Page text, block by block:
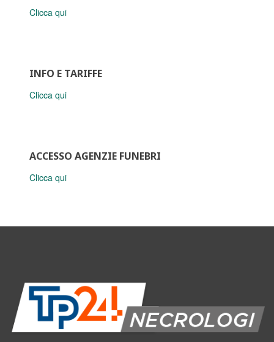
Clicca qui
INFO E TARIFFE
Clicca qui
ACCESSO AGENZIE FUNEBRI
Clicca qui